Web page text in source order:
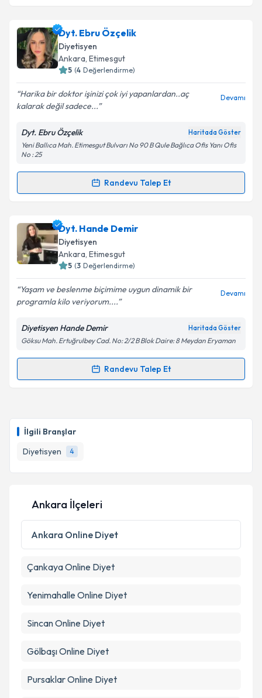
İlgili Branşlar
Diyetisyen
4
takvim hazırlandığında e-posta ile bilgilendireceğiz.
E-posta Adresiniz
Kişisel verilerimin işlenmesine ilişkin
Metni
kapsamda işlenmesini kabul ediyorum.
Takvim Talebini Gönder
Dyt. Ebru Özçelik
Diyetisyen
Ankara, Etimesgut
5 (4 Değerlendirme)
Harika bir doktor işinizi çok iyi yapanlardan..aç
kalarak değil sadece...
Devamı
Dyt. Ebru Özçelik Haritada Göster
Yeni Ballıca Mah. Etimesgut Bulvarı No 90 B Qule Bağlıca Ofis Yanı Ofis
No : 25
Randevu Talep Et
Randevu Takvimi Talebi
Dyt. Ebru Özçelik için randevu takvimi talebi
oluşturun. Size bu uzmandan randevu almanız için bir
takvim hazırlandığında e-posta ile bilgilendireceğiz.
Kişisel verilerimin işlenmesine ilişkin
Aydınlatma
Metni'ni okudum ve kişisel verilerimin belirtilen
kapsamda işlenmesini kabul ediyorum.
Dyt. Hande Demir
Diyetisyen
Ankara, Etimesgut
5 (3 Değerlendirme)
Yaşam ve beslenme biçimime uygun dinamik bir
programla kilo veriyorum....
Devamı
Diyetisyen Hande Demir Haritada Göster
Göksu Mah. Ertuğrulbey Cad. No: 2/2 B Blok Daire: 8 Meydan Eryaman
Randevu Talep Et
Randevu Takvimi Talebi
takvim hazırlandığında e-posta ile bilgilendireceğiz.
E-posta Adresiniz
Kişisel verilerimin işlenmesine ilişkinAydınlatma
Metni
'ni okudum ve kişisel verilerimin belirtilen
kapsamda işlenmesini kabul ediyorum.
Ankara İlçeleri
Ankara Online Diyet
ÇankayaOnline Diyet
Yenimahalle Online Diyet
SincanOnline Diyet
GölbaşıOnline Diyet
PursaklarOnline Diyet